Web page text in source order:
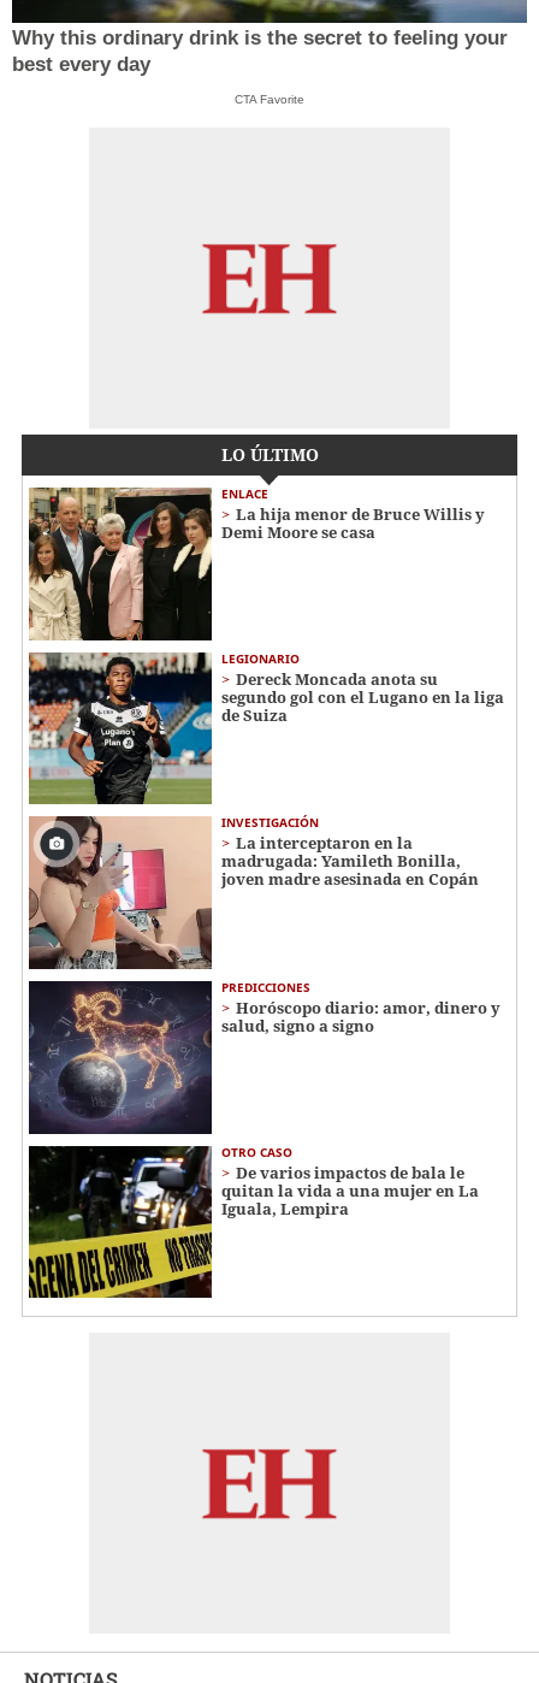
Why this ordinary drink is the secret to feeling your
best every day
CTA Favorite
LO ÚLTIMO
ENLACE
La hija menor de Bruce Willis y
Demi Moore se casa
LEGIONARIO
Dereck Moncada anota su
segundo gol con el Lugano en la liga
de Suiza
INVESTIGACIÓN
La interceptaron en la
madrugada: Yamileth Bonilla,
joven madre asesinada en Copán
PREDICCIONES
Horóscopo diario: amor, dinero y
salud, signo a signo
OTRO CASO
De varios impactos de bala le
quitan la vida a una mujer en La
Iguala, Lempira